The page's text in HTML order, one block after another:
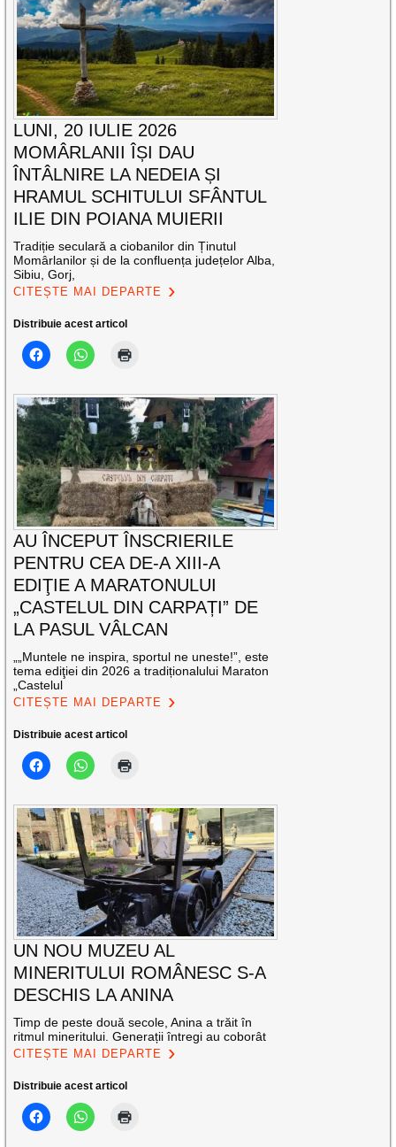
LUNI, 20 IULIE 2026
MOMÂRLANII ÎȘI DAU
ÎNTÂLNIRE LA NEDEIA ȘI
HRAMUL SCHITULUI SFÂNTUL
ILIE DIN POIANA MUIERII
Tradiție seculară a ciobanilor din Ținutul
Momârlanilor și de la confluența județelor Alba,
Sibiu, Gorj,
CITEȘTE MAI DEPARTE
Distribuie acest articol
AU ÎNCEPUT ÎNSCRIERILE
PENTRU CEA DE-A XIII-A
EDIŢIE A MARATONULUI
„CASTELUL DIN CARPAȚI” DE
LA PASUL VÂLCAN
„„Muntele ne inspira, sportul ne uneste!”, este
tema ediţiei din 2026 a tradiționalului Maraton
„Castelul
CITEȘTE MAI DEPARTE
Distribuie acest articol
UN NOU MUZEU AL
MINERITULUI ROMÂNESC S-A
DESCHIS LA ANINA
Timp de peste două secole, Anina a trăit în
ritmul mineritului. Generații întregi au coborât
CITEȘTE MAI DEPARTE
Distribuie acest articol